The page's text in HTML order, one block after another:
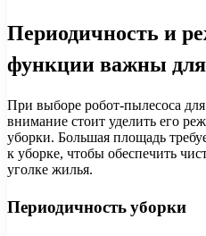
Периодичность и
функции важны
При выборе робот-пылесоса
внимание стоит уделить его
уборки. Большая площадь
к уборке, чтобы обеспечить
уголке жилья.
Периодичность уборки